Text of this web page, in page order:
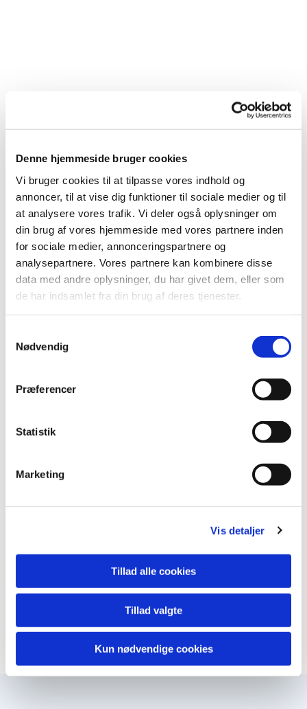
Denne hjemmeside bruger cookies
Vi bruger cookies til at tilpasse vores indhold og
annoncer, til at vise dig funktioner til sociale medier og til
at analysere vores trafik. Vi deler også oplysninger om
din brug af vores hjemmeside med vores partnere inden
for sociale medier, annonceringspartnere og
analysepartnere. Vores partnere kan kombinere disse
data med andre oplysninger, du har givet dem, eller som
de har indsamlet fra din brug af deres tjenester.
Nødvendig
Præferencer
Statistik
Marketing
Vis detaljer
Tillad alle cookies
Tillad valgte
Kun nødvendige cookies
Du vil måske også kunne
lide...